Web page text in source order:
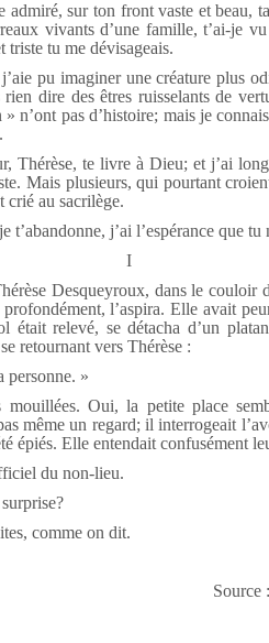
admiré, sur ton front vaste et beau,
vivants d’une famille, t’ai-je
tu me dévisageais.
pu imaginer une créature plus
rien dire des êtres ruisselants de
n’ont pas d’histoire; mais je
Thérèse, te livre à Dieu; et j’ai
Mais plusieurs, qui pourtant
crié au sacrilège.
j’ai l’espérance que tu
I
Desqueyroux, dans le couloir
l’aspira. Elle avait
relevé, se détacha d’un
retournant vers Thérèse :
personne. »
mouillées. Oui, la petite place
même un regard; il interrogeait
épiés. Elle entendait confusément
du non-lieu.
comme on dit.
Incipit -